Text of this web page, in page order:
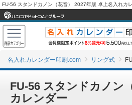
名入れカレンダー印刷.com リング式
FU-56 スタンドカノン
カレンダー